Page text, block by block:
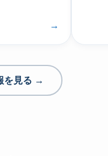
→
を見る →